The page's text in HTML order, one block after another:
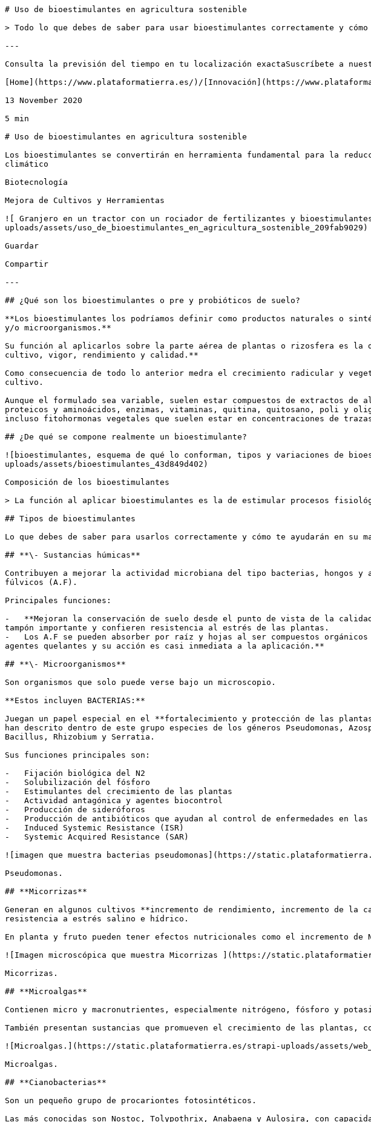
# Uso de bioestimulantes en agricultura sostenible
> Todo lo que debes de saber para usar bioestimulantes correctamente y cómo
---
Consulta la previsión del tiempo en tu localización exactaSuscríbete a
[Home](https://www.plataformatierra.es/)/[Innovación](https://
13 November 2020
5 min
# Uso de bioestimulantes en agricultura sostenible
Los bioestimulantes se convertirán en herramienta fundamental para la
climático
Biotecnología
Mejora de Cultivos y Herramientas
![ Granjero en un tractor con un rociador de fertilizantes y
uploads/assets/uso_de_bioestimulantes_en_agricultura_sostenible_209fab9029)
Guardar
Compartir
---
## ¿Qué son los bioestimulantes o pre y probióticos de suelo?
**Los bioestimulantes los podríamos definir como productos naturales o
y/o microorganismos.**
Su función al aplicarlos sobre la parte aérea de plantas o rizosfera es la
cultivo, vigor, rendimiento y calidad.**
Como consecuencia de todo lo anterior medra el crecimiento radicular y
cultivo.
Aunque el formulado sea variable, suelen estar compuestos de extractos de
proteicos y aminoácidos, enzimas, vitaminas, quitina, quitosano, poli y
incluso fitohormonas vegetales que suelen estar en concentraciones de
## ¿De qué se compone realmente un bioestimulante?
![bioestimulantes, esquema de qué lo conforman, tipos y variaciones de
uploads/assets/bioestimulantes_43d849d402)
Composición de los bioestimulantes
> La función al aplicar bioestimulantes es la de estimular procesos
## Tipos de bioestimulantes
Lo que debes de saber para usarlos correctamente y cómo te ayudarán en su
## **\- Sustancias húmicas**
Contribuyen a mejorar la actividad microbiana del tipo bacterias, hongos
fúlvicos (A.F).
Principales funciones:
-   **Mejoran la conservación de suelo desde el punto de vista de la
tampón importante y confieren resistencia al estrés de las plantas.
-   Los A.F se pueden absorber por raíz y hojas al ser compuestos
agentes quelantes y su acción es casi inmediata a la aplicación.**
## **\- Microorganismos**
Son organismos que solo puede verse bajo un microscopio.
**Estos incluyen BACTERIAS:**
Juegan un papel especial en el **fortalecimiento y protección de las
han descrito dentro de este grupo especies de los géneros Pseudomonas,
Bacillus, Rhizobium y Serratia.
Sus funciones principales son:
-   Fijación biológica del N2
-   Solubilización del fósforo
-   Estimulantes del crecimiento de las plantas
-   Actividad antagónica y agentes biocontrol
-   Producción de sideróforos
-   Producción de antibióticos que ayudan al control de enfermedades en las
-   Induced Systemic Resistance (ISR)
-   Systemic Acquired Resistance (SAR)
![imagen que muestra bacterias pseudomonas](https://
Pseudomonas.
## **Micorrizas**
Generan en algunos cultivos **incremento de rendimiento, incremento de la
resistencia a estrés salino e hídrico.
En planta y fruto pueden tener efectos nutricionales como el incremento de
![Imagen microscópica que muestra Micorrizas ](https://
Micorrizas.
## **Microalgas**
Contienen micro y macronutrientes, especialmente nitrógeno, fósforo y
También presentan sustancias que promueven el crecimiento de las
![Microalgas.](https://static.plataformatierra.es/strapi-uploads/assets/
Microalgas.
## **Cianobacterias**
Son un pequeño grupo de procariontes fotosintéticos.
Las más conocidas son Nostoc, Tolypothrix, Anabaena y Aulosira, con